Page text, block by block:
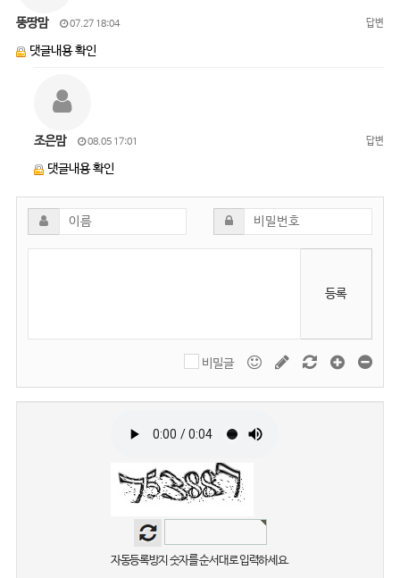
뚱땅맘 07.27 18:04 답변
댓글내용 확인
조은맘 08.05 17:01 답변
댓글내용 확인
등록
비밀글
자동등록방지 숫자를 순서대로 입력하세요.